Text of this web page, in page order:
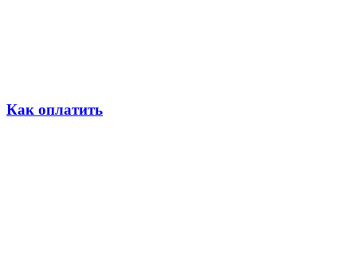
Как оплатить